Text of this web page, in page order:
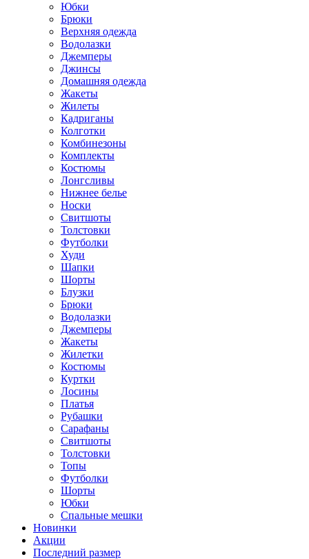
Юбки
Брюки
Верхняя одежда
Водолазки
Джемперы
Джинсы
Домашняя одежда
Жакеты
Жилеты
Кадриганы
Колготки
Комбинезоны
Комплекты
Костюмы
Лонгсливы
Нижнее белье
Носки
Свитшоты
Толстовки
Футболки
Худи
Шапки
Шорты
Блузки
Брюки
Водолазки
Джемперы
Жакеты
Жилетки
Костюмы
Куртки
Лосины
Платья
Рубашки
Сарафаны
Свитшоты
Толстовки
Топы
Футболки
Шорты
Юбки
Спальные мешки
Новинки
Акции
Последний размер